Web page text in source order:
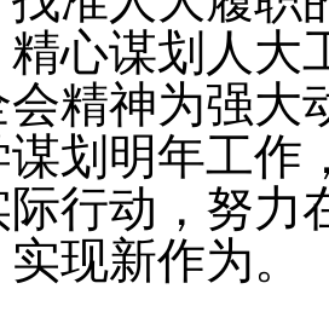
精心谋划人大
精神为强大
划明年工作
行动，努力
现新作为。